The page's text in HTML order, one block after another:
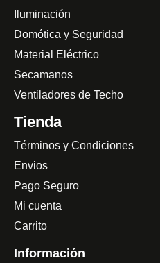
Iluminación
Domótica y Seguridad
Material Eléctrico
Secamanos
Ventiladores de Techo
Tienda
Términos y Condiciones
Envios
Pago Seguro
Mi cuenta
Carrito
Información